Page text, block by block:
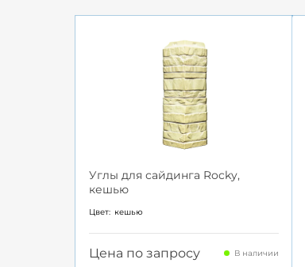
Углы для сайдинга Rocky,
кешью
Цвет: кешью
Цена по запросу В наличии